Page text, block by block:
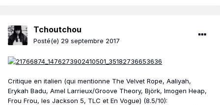
Tchoutchou
Posté(e) 29 septembre 2017
Critique en italien (qui mentionne The Velvet Rope, Aaliyah,
Erykah Badu, Amel Larrieux/Groove Theory, Björk, Imogen Heap,
Frou Frou, les Jackson 5, TLC et En Vogue) (8.5/10):